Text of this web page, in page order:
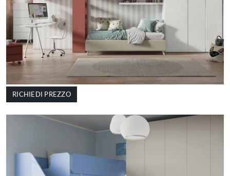
RICHIEDI PREZZO